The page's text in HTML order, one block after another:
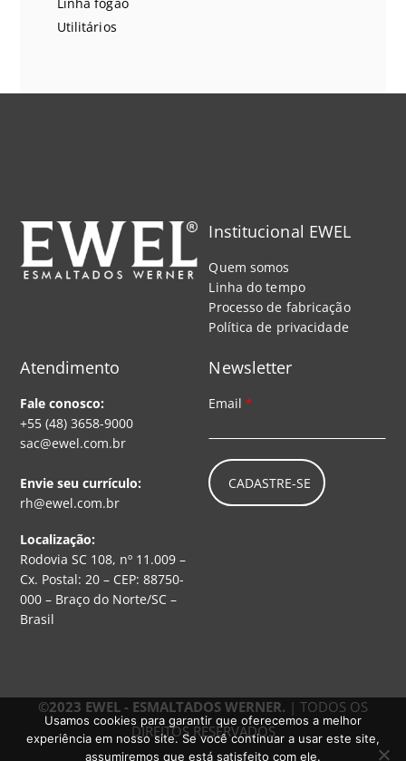
Utilitários
Institucional EWEL
Quem somos
Linha do tempo
Processo de fabricação
Política de privacidade
Atendimento
Fale conosco:
+55 (48) 3658-9000
sac@ewel.com.br
Envie seu currículo:
rh@ewel.com.br
Localização:
Rodovia SC 108, nº 11.009 –
Cx. Postal: 20 – CEP: 88750-
000 – Braço do Norte/SC –
Brasil
Newsletter
Email*
CADASTRE-SE
©2023 EWEL - ESMALTADOS WERNER. | TODOS OS
DIREITOS RESERVADOS
Usamos cookies para garantir que oferecemos a melhor
experiência em nosso site. Se você continuar a usar este site,
assumiremos que está satisfeito com ele.